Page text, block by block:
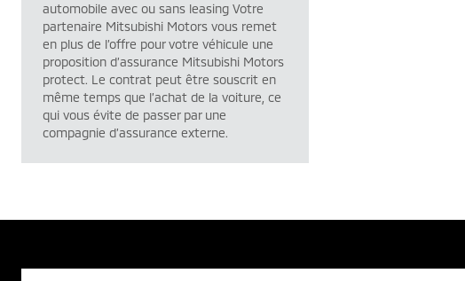
automobile avec ou sans leasing Votre
partenaire Mitsubishi Motors vous remet
en plus de l’offre pour votre véhicule une
proposition d’assurance Mitsubishi Motors
protect. Le contrat peut être souscrit en
même temps que l’achat de la voiture, ce
qui vous évite de passer par une
compagnie d’assurance externe.